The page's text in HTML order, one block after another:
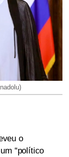
o
“político